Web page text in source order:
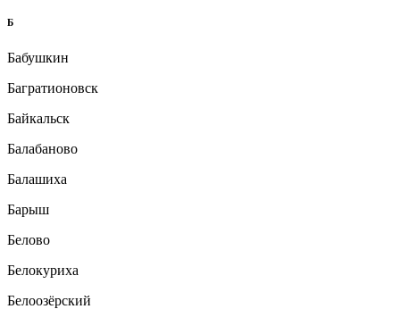
Б
Бабушкин
Багратионовск
Байкальск
Балабаново
Балашиха
Барыш
Белово
Белокуриха
Белоозёрский